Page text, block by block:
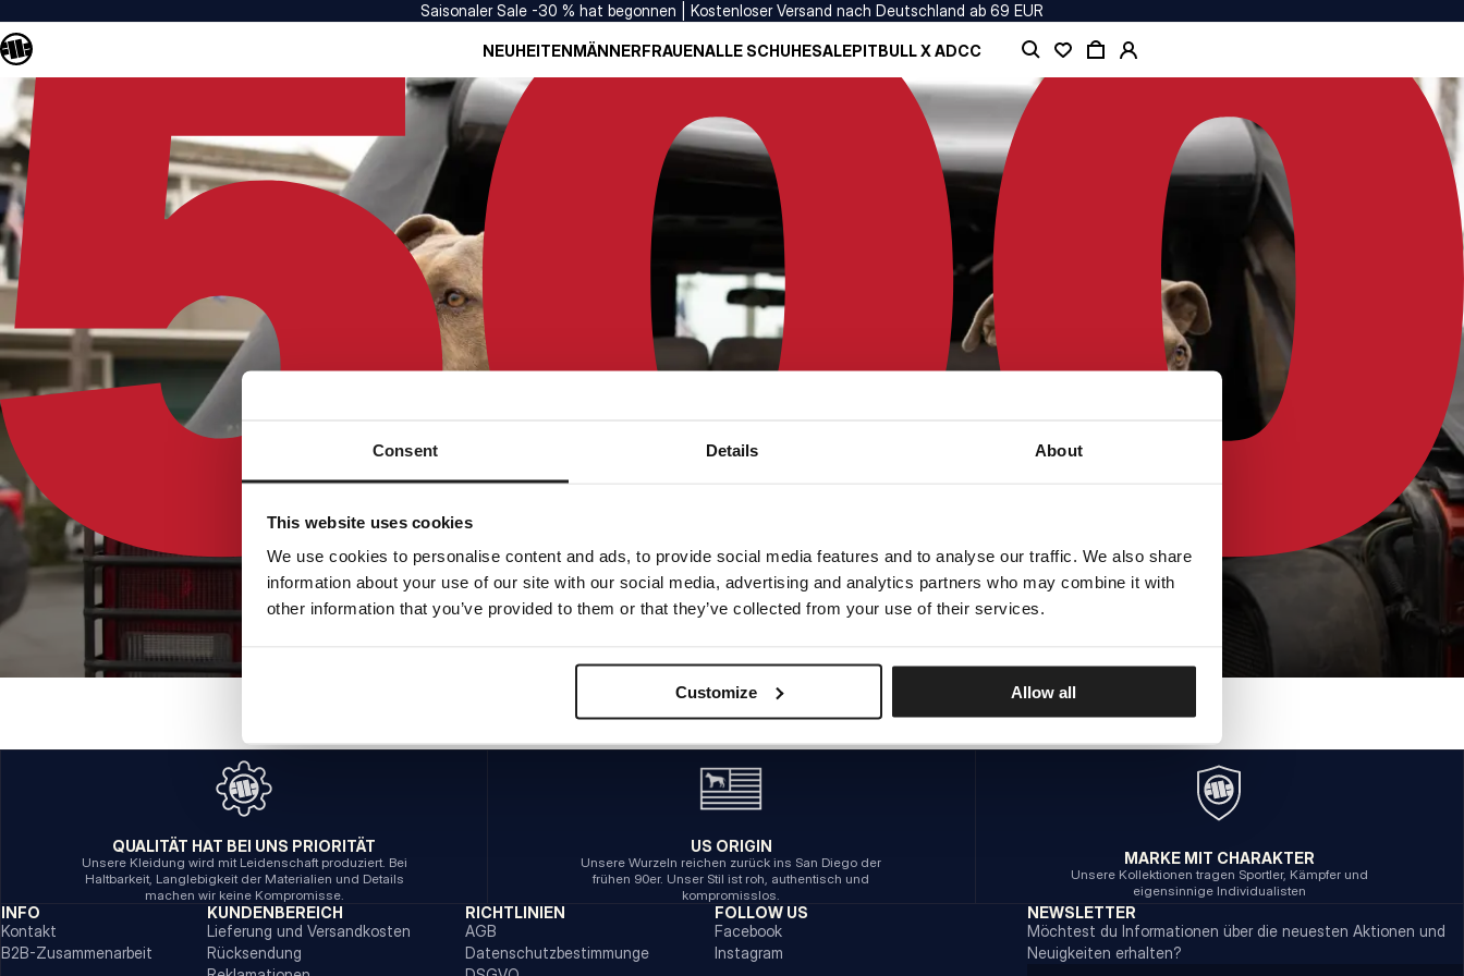
Consent Details About
This website uses cookies
We use cookies to personalise content and ads, to provide social media features and to analyse our traffic. We also share
information about your use of our site with our social media, advertising and analytics partners who may combine it with
other information that you’ve provided to them or that they’ve collected from your use of their services.
Customize Allow all
Saisonaler Sale -30 % hat begonnen | Kostenloser Versand nach Deutschland ab 69 EUR
NEUHEITENMÄNNERFRAUENALLE SCHUHESALEPITBULL X ADCC
INTERNER SERVERFEHLER
ZURÜCK ZUR STARTSEITE
QUALITÄT HAT BEI UNS PRIORITÄT
Unsere Kleidung wird mit Leidenschaft produziert. Bei
Haltbarkeit, Langlebigkeit der Materialien und Details
machen wir keine Kompromisse.
US ORIGIN
Unsere Wurzeln reichen zurück ins San Diego der
frühen 90er. Unser Stil ist roh, authentisch und
kompromisslos.
MARKE MIT CHARAKTER
Unsere Kollektionen tragen Sportler, Kämpfer und
eigensinnige Individualisten
INFO
Kontakt
B2B-Zusammenarbeit
KUNDENBEREICH
Lieferung und Versandkosten
Rücksendung
RICHTLINIEN
AGB
Datenschutzbestimmunge
FOLLOW US
Facebook
Instagram
NEWSLETTER
Möchtest du Informationen über die neuesten Aktionen und
Neuigkeiten erhalten?